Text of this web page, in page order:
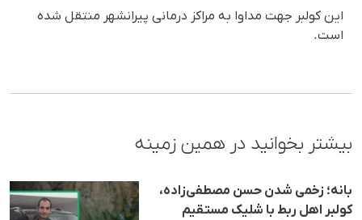
این کولبر جهت مداوا بە مراکز درمانی پیرانشهر منتقل شدە
است.
بیشتر بخوانید در همین زمینه
بانه؛ زخمی شدن حسن مصطفی‌زاده،
کولبر اهل ربط با شلیک مستقیم